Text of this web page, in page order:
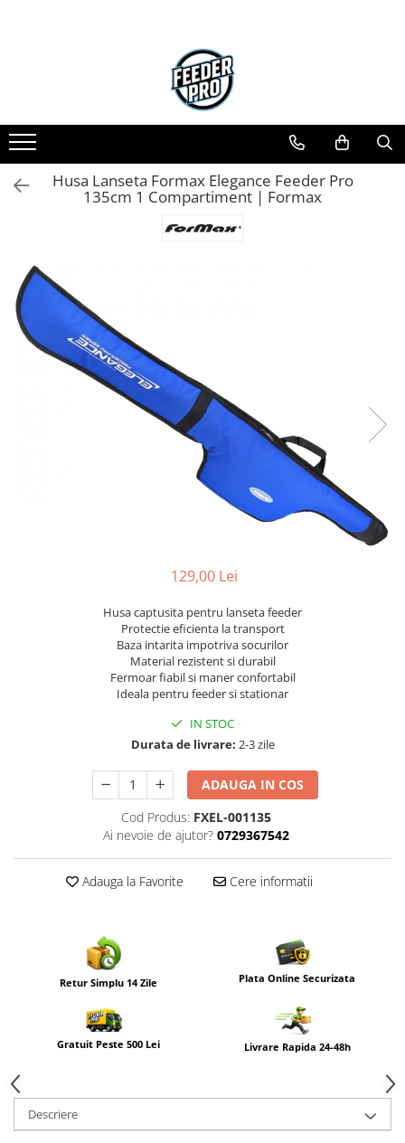
Husa Lanseta Formax Elegance Feeder Pro
135cm 1 Compartiment | Formax
129,00 Lei
Husa captusita pentru lanseta feeder
Protectie eficienta la transport
Baza intarita impotriva socurilor
Material rezistent si durabil
Fermoar fiabil si maner confortabil
Ideala pentru feeder si stationar
IN STOC
Durata de livrare: 2-3 zile
ADAUGA IN COS
Cod Produs: FXEL-001135
Ai nevoie de ajutor? 0729367542
Adauga la Favorite Cere informatii
Retur Simplu 14 Zile Plata Online Securizata
Gratuit Peste 500 Lei Livrare Rapida 24-48h
Descriere